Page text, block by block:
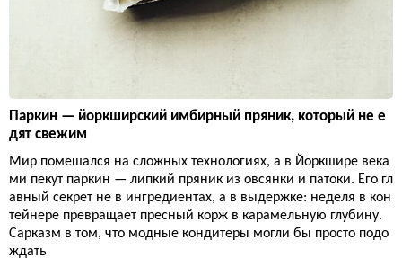
Паркин — йоркширский имбирный пряник, который не е
дят свежим
Мир помешался на сложных технологиях, а в Йоркшире века
ми пекут паркин — липкий пряник из овсянки и патоки. Его гл
авный секрет не в ингредиентах, а в выдержке: неделя в кон
тейнере превращает пресный корж в карамельную глубину.
Сарказм в том, что модные кондитеры могли бы просто подо
ждать